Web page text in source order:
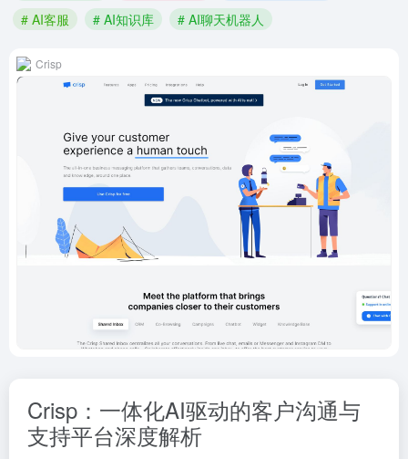
# AI客服
# AI知识库 # AI聊天机器人
Crisp
Crisp：一体化AI驱动的客户沟通与
支持平台深度解析